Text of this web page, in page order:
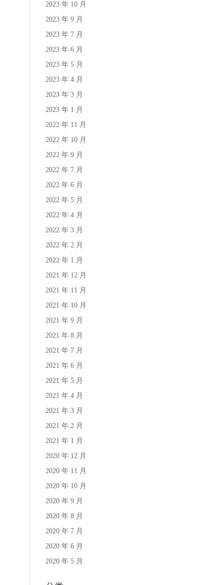
2023 年 10 月
2023 年 9 月
2023 年 7 月
2023 年 6 月
2023 年 5 月
2023 年 4 月
2023 年 3 月
2023 年 1 月
2022 年 11 月
2022 年 10 月
2022 年 9 月
2022 年 7 月
2022 年 6 月
2022 年 5 月
2022 年 4 月
2022 年 3 月
2022 年 2 月
2022 年 1 月
2021 年 12 月
2021 年 11 月
2021 年 10 月
2021 年 9 月
2021 年 8 月
2021 年 7 月
2021 年 6 月
2021 年 5 月
2021 年 4 月
2021 年 3 月
2021 年 2 月
2021 年 1 月
2020 年 12 月
2020 年 11 月
2020 年 10 月
2020 年 9 月
2020 年 8 月
2020 年 7 月
2020 年 6 月
2020 年 5 月